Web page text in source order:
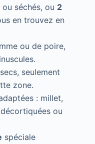
séchés, ou 2
en trouvez en
ou de poire,
seulement
zone.
: millet,
ou
spéciale